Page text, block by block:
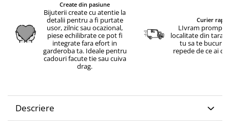
Create din pasiune
Bijuterii create cu atentie la
detalii pentru a fi purtate
usor, zilnic sau ocazional,
piese echilibrate ce pot fi
integrate fara efort in
garderoba ta. Ideale pentru
cadouri facute tie sau cuiva
drag.
Curier rapid
LIvram prompt
localitate din tara.
tu sa te bucuri
repede de ce ai
Descriere